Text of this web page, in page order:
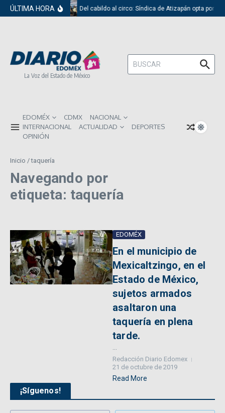
Saltar al contenido
ÚLTIMA HORA Del cabildo al circo: Síndica de Atizapán opta por
La Voz del Estado de México
Buscar:
EDOMÉX CDMX
NACIONAL
INTERNACIONAL
ACTUALIDAD
DEPORTES
OPINIÓN
Inicio /taquería
Navegando por
etiqueta: taquería
EDOMÉX
En el municipio de
Mexicaltzingo, en el
Estado de México,
sujetos armados
asaltaron una
taquería en plena
tarde.
...
Redacción Diario Edomex
21 de octubre de 2019
Read More
¡Síguenos!